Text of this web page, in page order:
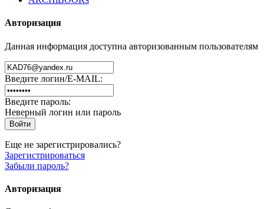
Авторизация
Данная информация доступна авторизованным пользователям
Введите логин/E-MAIL:
Введите пароль:
Неверный логин или пароль
Еще не зарегистрировались?
Зарегистрироваться
Забыли пароль?
Авторизация